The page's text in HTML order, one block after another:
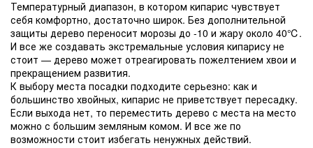
Температурный диапазон, в котором кипарис чувствует
себя комфортно, достаточно широк. Без дополнительной
защиты дерево переносит морозы до -10 и жару около 40℃.
И все же создавать экстремальные условия кипарису не
стоит — дерево может отреагировать пожелтением хвои и
прекращением развития.
К выбору места посадки подходите серьезно: как и
большинство хвойных, кипарис не приветствует пересадку.
Если выхода нет, то переместить дерево с места на место
можно с большим земляным комом. И все же по
возможности стоит избегать ненужных действий.